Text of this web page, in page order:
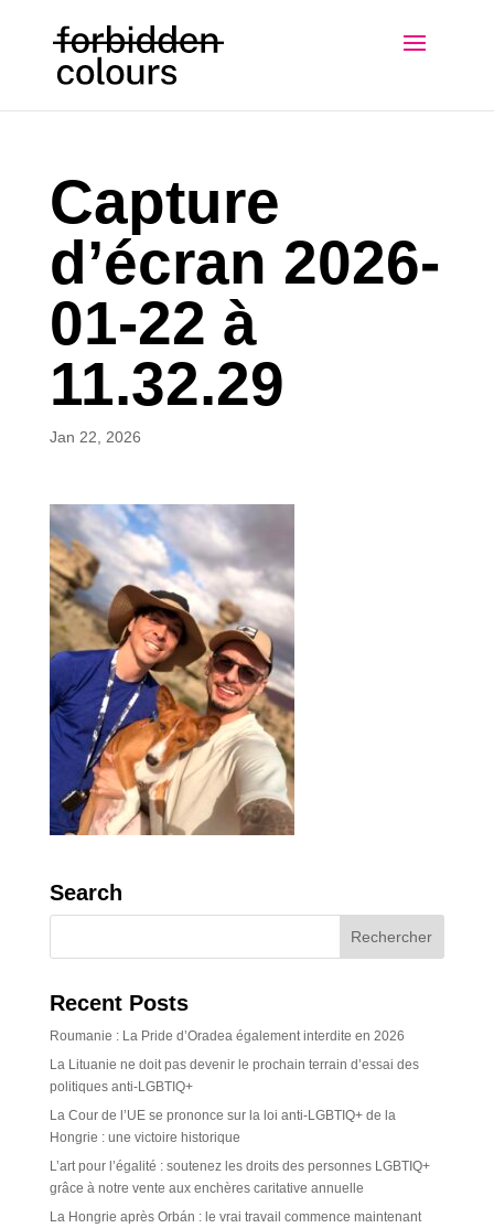
Capture
d’écran 2026-
01-22 à
11.32.29
Jan 22, 2026
Search
Recent Posts
Roumanie : La Pride d’Oradea également interdite en 2026
La Lituanie ne doit pas devenir le prochain terrain d’essai des
politiques anti-LGBTIQ+
La Cour de l’UE se prononce sur la loi anti-LGBTIQ+ de la
Hongrie : une victoire historique
L’art pour l’égalité : soutenez les droits des personnes LGBTIQ+
grâce à notre vente aux enchères caritative annuelle
La Hongrie après Orbán : le vrai travail commence maintenant